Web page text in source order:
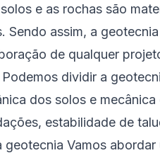
e as rochas são
assim, a
de qualquer
dividir a
dos solos e mecânica
estabilidade de
Vamos